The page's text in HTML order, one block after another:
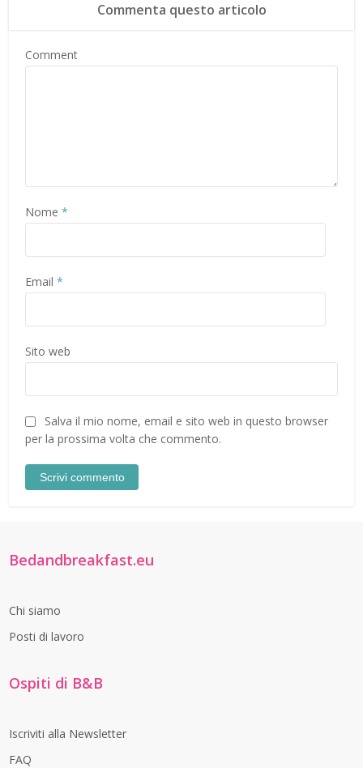
Commenta questo articolo
Comment
Nome*
Email*
Sito web
Salva il mio nome, email e sito web in questo browser
per la prossima volta che commento.
Bedandbreakfast.eu
Chi siamo
Posti di lavoro
Ospiti di B&B
Iscriviti alla Newsletter
FAQ